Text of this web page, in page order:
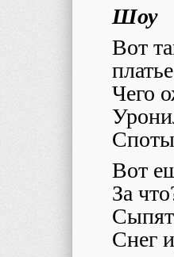
Шоу
Вот
Чего
Вот
За
Снег